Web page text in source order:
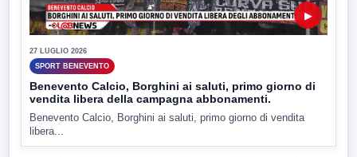
▶
27 LUGLIO 2026
SPORT BENEVENTO
Benevento Calcio, Borghini ai saluti, primo giorno di
vendita libera della campagna abbonamenti.
Benevento Calcio, Borghini ai saluti, primo giorno di vendita
libera...